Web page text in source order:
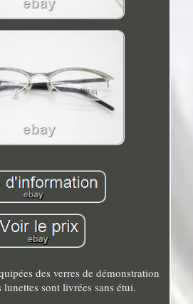
des verres de démonstration
lunettes sont livrées sans étui.